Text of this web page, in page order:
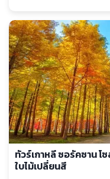
ทัวร์เกาหลี ซอรัคซาน โ
ใบไม้เปลี่ยนสี